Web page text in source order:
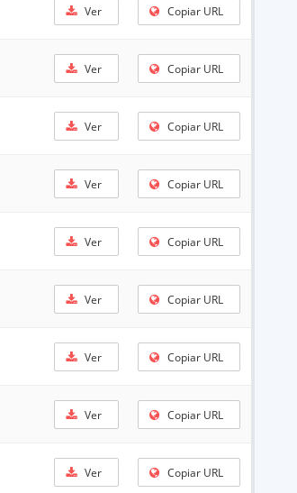
Ver Copiar URL
Ver Copiar URL
Ver Copiar URL
Ver Copiar URL
Ver Copiar URL
Ver Copiar URL
Ver Copiar URL
Ver Copiar URL
Ver Copiar URL